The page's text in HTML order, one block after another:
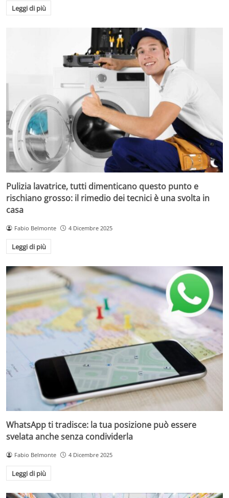
Leggi di più
Pulizia lavatrice, tutti dimenticano questo punto e
rischiano grosso: il rimedio dei tecnici è una svolta in
casa
Fabio Belmonte 4 Dicembre 2025
Leggi di più
WhatsApp ti tradisce: la tua posizione può essere
svelata anche senza condividerla
Fabio Belmonte 4 Dicembre 2025
Leggi di più